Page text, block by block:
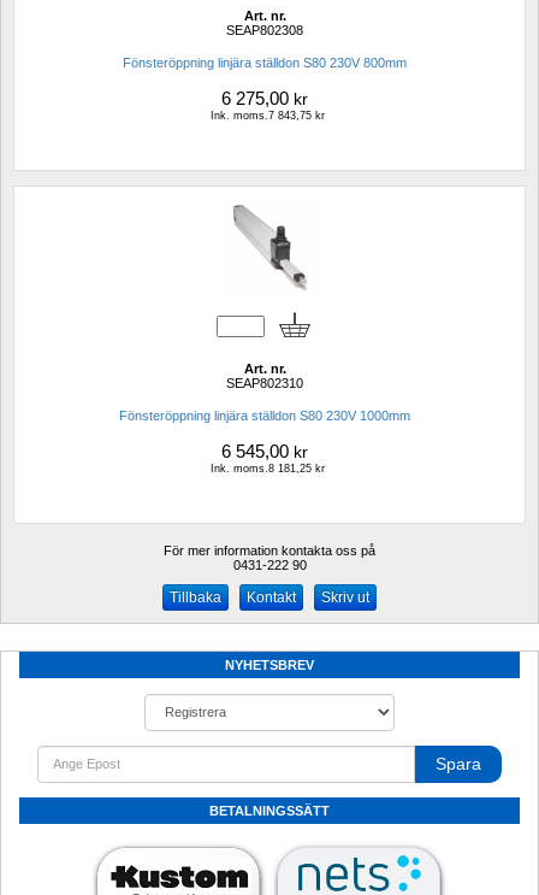
Art. nr.
SEAP802308
Fönsteröppning linjära ställdon S80 230V 800mm
6 275,00 kr
Ink. moms.7 843,75 kr
Art. nr.
SEAP802310
Fönsteröppning linjära ställdon S80 230V 1000mm
6 545,00 kr
Ink. moms.8 181,25 kr
För mer information kontakta oss på
0431-222 90
Kontakt Skriv ut
NYHETSBREV
Spara
BETALNINGSSÄTT